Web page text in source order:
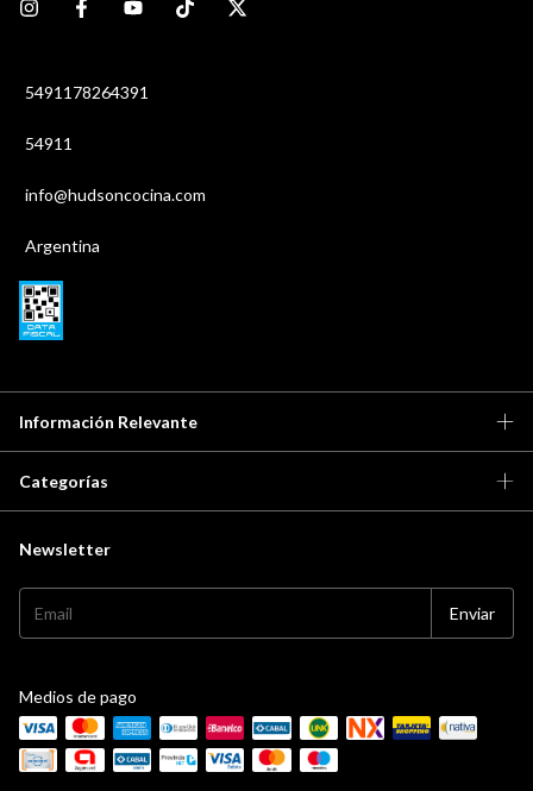
5491178264391
54911
info@hudsoncocina.com
Argentina
Información Relevante
Categorías
Newsletter
Medios de pago